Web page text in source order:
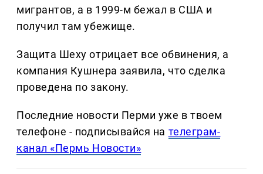
мигрантов, а в 1999-м бежал в США и
получил там убежище.
Защита Шеху отрицает все обвинения, а
компания Кушнера заявила, что сделка
проведена по закону.
Последние новости Перми уже в твоем
телефоне - подписывайся на телеграм-
канал «Пермь Новости»